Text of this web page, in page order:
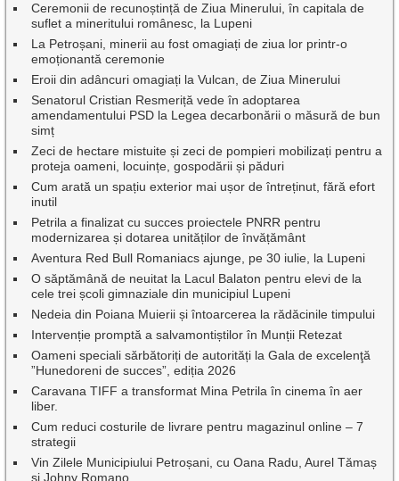
Ceremonii de recunoștință de Ziua Minerului, în capitala de
suflet a mineritului românesc, la Lupeni
La Petroșani, minerii au fost omagiați de ziua lor printr-o
emoționantă ceremonie
Eroii din adâncuri omagiați la Vulcan, de Ziua Minerului
Senatorul Cristian Resmeriță vede în adoptarea
amendamentului PSD la Legea decarbonării o măsură de bun
simț
Zeci de hectare mistuite și zeci de pompieri mobilizați pentru a
proteja oameni, locuințe, gospodării și păduri
Cum arată un spațiu exterior mai ușor de întreținut, fără efort
inutil
Petrila a finalizat cu succes proiectele PNRR pentru
modernizarea și dotarea unităților de învățământ
Aventura Red Bull Romaniacs ajunge, pe 30 iulie, la Lupeni
O săptămână de neuitat la Lacul Balaton pentru elevi de la
cele trei școli gimnaziale din municipiul Lupeni
Nedeia din Poiana Muierii și întoarcerea la rădăcinile timpului
Intervenție promptă a salvamontiștilor în Munții Retezat
Oameni speciali sărbătoriți de autorități la Gala de excelenţă
”Hunedoreni de succes”, ediția 2026
Caravana TIFF a transformat Mina Petrila în cinema în aer
liber.
Cum reduci costurile de livrare pentru magazinul online – 7
strategii
Vin Zilele Municipiului Petroșani, cu Oana Radu, Aurel Tămaș
și Johny Romano